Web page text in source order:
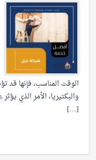
الوقت المناسب، فإنها قد
والبكتيريا، الأمر الذي
[…]